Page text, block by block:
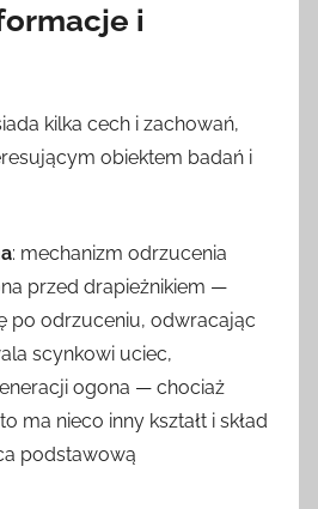
i
kilka cech i zachowań,
obiektem badań i
: mechanizm odrzucenia
przed drapieżnikiem —
po odrzuceniu, odwracając
scynkowi uciec,
ogona — chociaż
ma nieco inny kształt i skład
podstawową